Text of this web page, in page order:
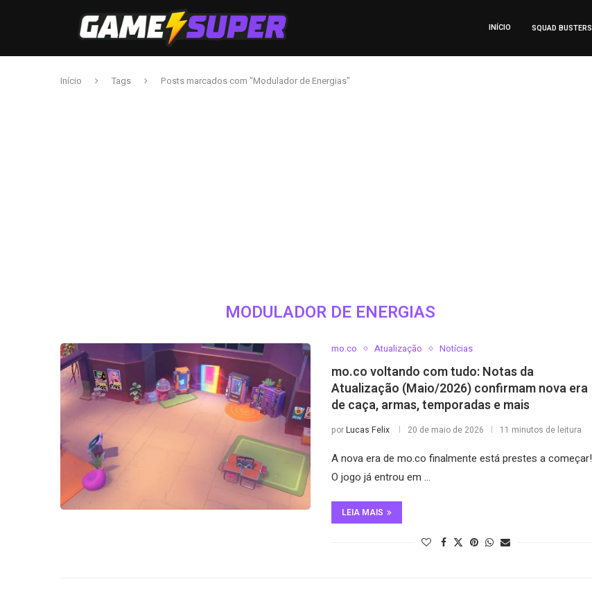
INÍCIO SQUAD BUSTERS
Início Tags Posts marcados com "Modulador de Energias"
MODULADOR DE ENERGIAS
mo.co Atualização Notícias
mo.co voltando com tudo: Notas da
Atualização (Maio/2026) confirmam nova era
de caça, armas, temporadas e mais
porLucas Felix 20 de maio de 2026 11 minutos de leitura
A nova era de mo.co finalmente está prestes a começar!
O jogo já entrou em …
LEIA MAIS